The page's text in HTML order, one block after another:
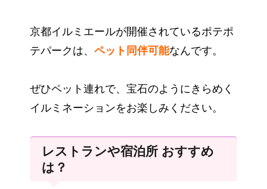
京都イルミエールが開催されているポテポ
テパークは、 ペット同伴可能なんです。
ぜひペット連れで、宝石のようにきらめく
イルミネーションをお楽しみください。
レストランや宿泊所 おすすめ
は？